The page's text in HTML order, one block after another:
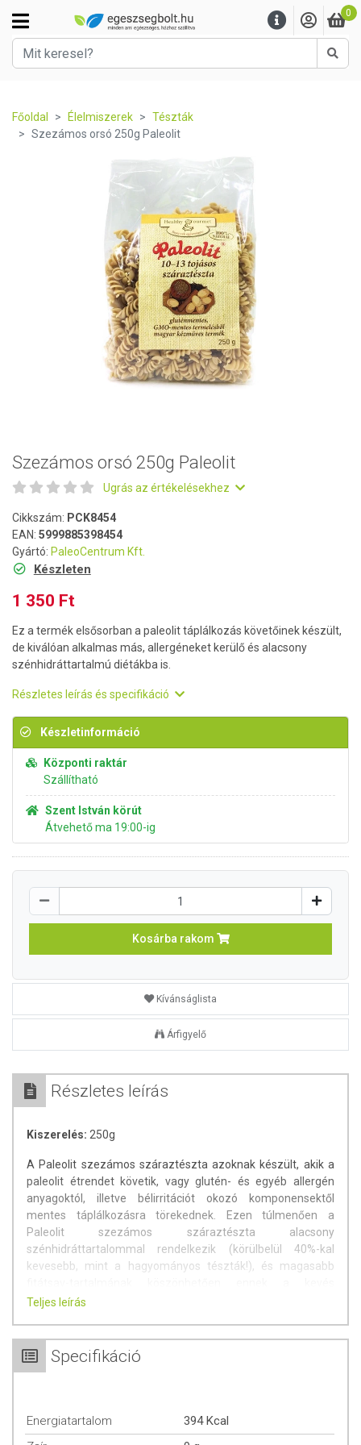
0
Főoldal Élelmiszerek
Tészták
Szezámos orsó 250g Paleolit
Szezámos orsó 250g Paleolit
Ugrás az értékelésekhez
Cikkszám: PCK8454
EAN: 5999885398454
Gyártó: PaleoCentrum Kft.
Készleten
1 350 Ft
Ez a termék elsősorban a paleolit táplálkozás követőinek készült,
de kiválóan alkalmas más, allergéneket kerülő és alacsony
szénhidráttartalmú diétákba is.
Részletes leírás és specifikáció
Készletinformáció
Központi raktár
Szállítható
Szent István körút
Átvehető ma 19:00-ig
Kosárba rakom
Kívánságlista
Árfigyelő
Részletes leírás
Kiszerelés: 250g
A Paleolit szezámos száraztészta azoknak készült, akik a
paleolit étrendet követik, vagy glutén- és egyéb allergén
anyagoktól, illetve bélirritációt okozó komponensektől
mentes táplálkozásra törekednek. Ezen túlmenően a
Paleolit szezámos száraztészta alacsony
szénhidráttartalommal rendelkezik (körülbelül 40%-kal
kevesebb, mint a hagyományos tészták!), és magasabb
szénhidrátnak is csak egy része szívódik fel, mivel a
cukorbetegek és diétázók számára is megfelelő választás
gluténmentes, hanem prolamin-, lektin- és szaponin-mentes
is. Ezek az anyagok növelhetik a béláteresztést és a
Teljes leírás
Specifikáció
Energiatartalom
394 Kcal